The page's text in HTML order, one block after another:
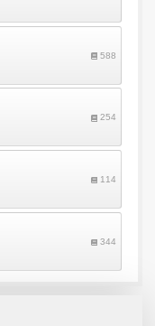
588
254
114
344